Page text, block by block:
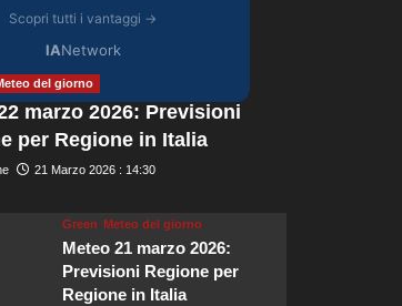
Scopri tutti i vantaggi →
IANetwork
del giorno
marzo 2026: Previsioni
per Regione in Italia
21 Marzo 2026 : 14:30
Green Meteo del giorno
Meteo 21 marzo 2026:
Previsioni Regione per
Regione in Italia